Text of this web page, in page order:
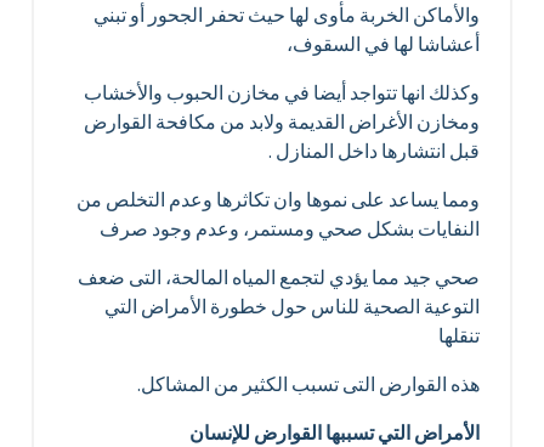
والأماكن الخربة مأوى لها حيث تحفر الجحور أو تبني
أعشاشا لها في السقوف،
وكذلك انها تتواجد أيضا في مخازن الحبوب والأخشاب
ومخازن الأغراض القديمة ولابد من مكافحة القوارض
قبل انتشارها داخل المنازل .
ومما يساعد على نموها وان تكاثرها وعدم التخلص من
النفايات بشكل صحي ومستمر، وعدم وجود صرف
صحي جيد مما يؤدي لتجمع المياه المالحة، التى ضعف
التوعية الصحية للناس حول خطورة الأمراض التي
تنقلها
هذه القوارض التى تسبب الكثير من المشاكل.
الأمراض التي تسببها القوارض للإنسان